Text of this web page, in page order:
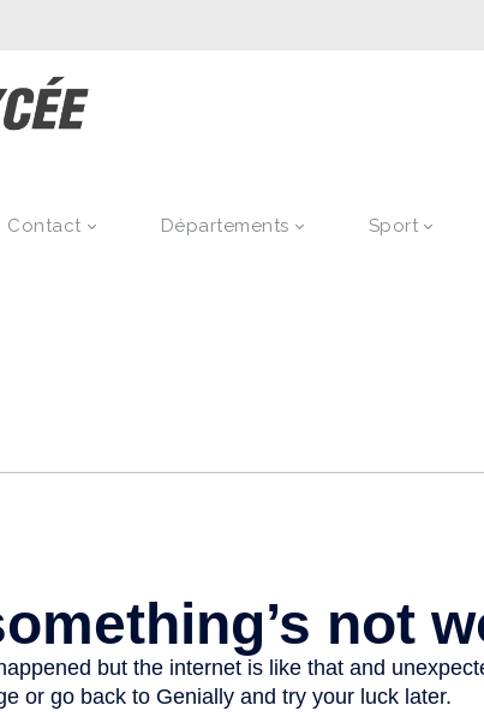
Contact Départements Sport